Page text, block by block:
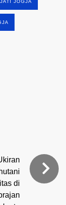
JOGJA
di